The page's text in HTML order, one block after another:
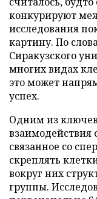
конкурируют
исследования
картину. По
Сиракузского
многих видах
это может
успех.
Одним из
взаимодействия
связанное со
скреплять
вокруг них
группы.